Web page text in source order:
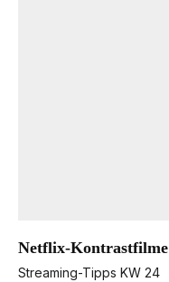
Netflix-Kontrastfilme
Streaming-Tipps KW 24